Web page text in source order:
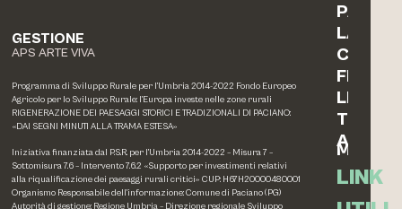
GESTIONE
APS ARTE VIVA
Programma di Sviluppo Rurale per l’Umbria 2014-2022 Fondo Europeo
Agricolo per lo Sviluppo Rurale: l’Europa investe nelle zone rurali
RIGENERAZIONE DEI PAESAGGI STORICI E TRADIZIONALI DI PACIANO:
«DAI SEGNI MINUTI ALLA TRAMA ESTESA»
Iniziativa finanziata dal P.S.R. per l’Umbria 2014-2022 – Misura 7 –
Sottomisura 7.6 – Intervento 7.6.2 «Supporto per investimenti relativi
alla riqualificazione dei paesaggi rurali critici» CUP: H67H20000480001
Organismo Responsabile dell’informazione: Comune di Paciano (PG)
Autorità di gestione: Regione Umbria – Direzione regionale Sviluppo
COTTO
FERRO
LEGNO
ALTRE
LINK